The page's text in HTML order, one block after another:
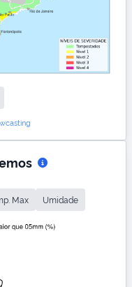
Max Umidade